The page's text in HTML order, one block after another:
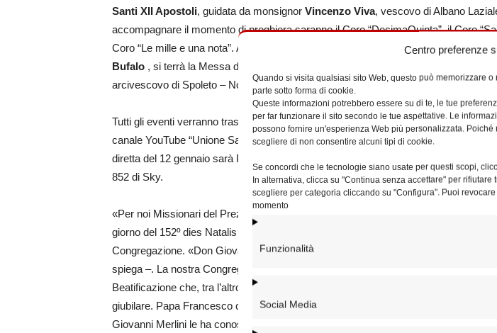
Centro preferenze
Quando si visita qualsiasi sito Web, questo può memorizzare
parte sotto forma di cookie.
Queste informazioni potrebbero essere su di te, le tue
per far funzionare il sito secondo le tue aspettative. Le
possono fornire un'esperienza Web più personalizzata.
scegliere di non consentire alcuni tipi di cookie.
Se concordi che le tecnologie siano usate per questi scopi,
In alternativa, clicca su "Continua senza accettare" per
scegliere per categoria cliccando su "Configura". Puoi
momento
Funzionalità
Social Media
Santi XII Apostoli, guidata da monsignorVincenzo Viva, vescovo di Albano
accompagnare il momento di preghiera saranno il Coro “DecimaQuinta”, il Coro
Coro “Le mille e una nota”. Ancora,
alle ore 9.30, presso la parrocchia
Bufalo , si terrà la Messa di Ringraziamento che sarà presieduta da monsignor
arcivescovo di Spoleto – Norcia.
Tutti gli eventi verranno trasmessi in diretta streaming sulla San Gaspare TV
canale YouTube “Unione Sanguis Christi” e sulla pagina Facebook “Primavera
diretta del 12 gennaio sarà Padre Pio TV, fruibile sul canale 145 del digitale terrestre,
852 di Sky.
«Per noi Missionari del Preziosissimo Sangue sarà veramente motivo di gioia che
giorno del 152º dies Natalis del nuovo Beato», afferma don
Congregazione. «Don Giovanni, infatti, è tornato alla casa del Padre il 12 gennaio
spiega –. La nostra Congregazione ringrazia Papa Francesco per aver stabilito
Beatificazione che, tra l’altro, si colloca, secondo quanto la Provvidenza ha voluto,
giubilare. Papa Francesco ci parla spesso delle periferie, tanto esistenziali come
Giovanni Merlini le ha conosciute entrambe e le ha frequentate con molta umiltà e